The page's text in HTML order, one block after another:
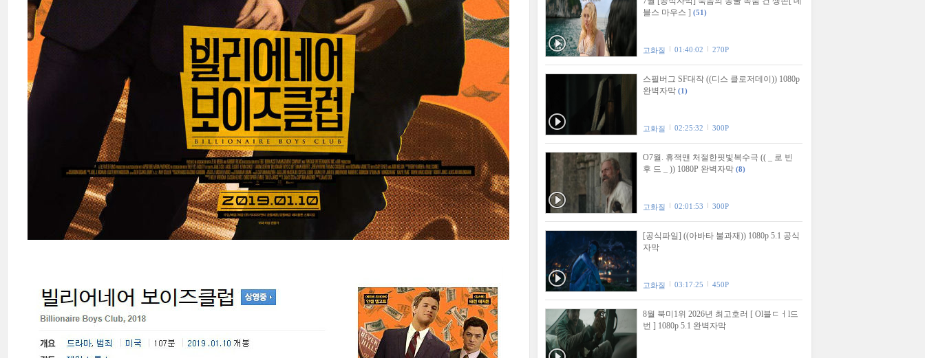
블스 마우스 ] (51)
고화질 01:40:02 270P
스필버그 SF대작 ((디스 클로저데이)) 1080p
완벽자막 (1)
고화질 02:25:32 300P
O7월. 휴잭맨 처절한핏빛복수극 (( _ 로 빈
후 드 _ )) 1080P 완벽자막 (8)
고화질 02:01:53 300P
[공식파일] ((아바타 불과재)) 1080p 5.1 공식
자막
고화질 03:17:25 450P
8월 북미1위 2026년 최고호러 [ Ol블ㄷㅓl드
번 ] 1080p 5.1 완벽자막